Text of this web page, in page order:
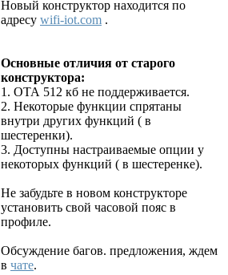
Новый конструктор находится по
адресу wifi-iot.com .
Основные отличия от старого
конструктора:
1. ОТА 512 кб не поддерживается.
2. Некоторые функции спрятаны
внутри других функций ( в
шестеренки).
3. Доступны настраиваемые опции у
некоторых функций ( в шестеренке).
Не забудьте в новом конструкторе
установить свой часовой пояс в
профиле.
Обсуждение багов. предложения, ждем
в чате.